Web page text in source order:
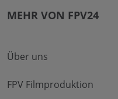
MEHR VON FPV24
Über uns
FPV Filmproduktion